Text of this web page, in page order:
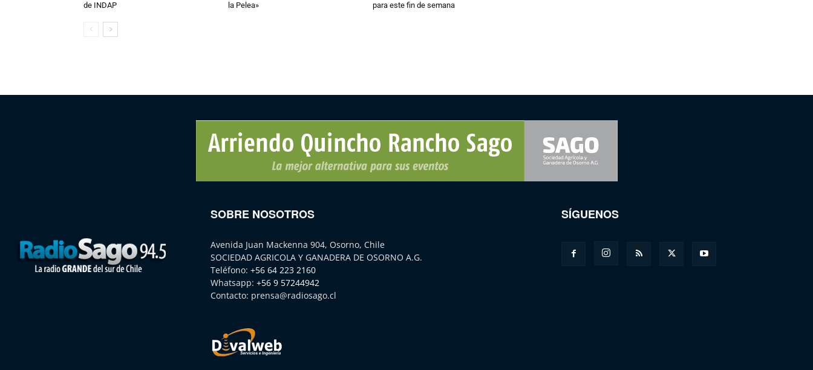
de INDAP
la Pelea»
para este fin de semana
SOBRE NOSOTROS
Avenida Juan Mackenna 904, Osorno, Chile
SOCIEDAD AGRICOLA Y GANADERA DE OSORNO A.G.
Teléfono: +56 64 223 2160
Whatsapp: +56 9 57244942
Contacto: prensa@radiosago.cl
SÍGUENOS